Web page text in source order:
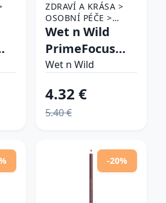
ZDRAVÍ A KRÁSA >
OSOBNÍ PÉČE >
KOSMETIKA > MAKE-
OBLIČEJ A TVÁŘE >
PODKLADOVÉ BÁZE
NA TVÁŘ
Wet n Wild
PrimeFocus
Hydrate
podkladové
sérum s
účinkom 30 ml
Wet n Wild
4.32 €
5.40 €
-20%